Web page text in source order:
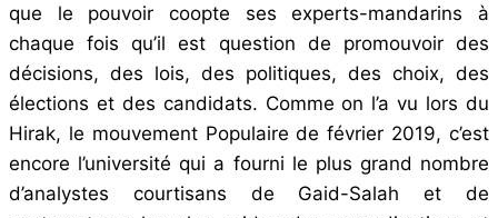
que le pouvoir coopte ses experts-mandarins à
chaque fois qu’il est question de promouvoir des
décisions, des lois, des politiques, des choix, des
élections et des candidats. Comme on l’a vu lors du
Hirak, le mouvement Populaire de février 2019, c’est
encore l’université qui a fourni le plus grand nombre
d’analystes courtisans de Gaid-Salah et de